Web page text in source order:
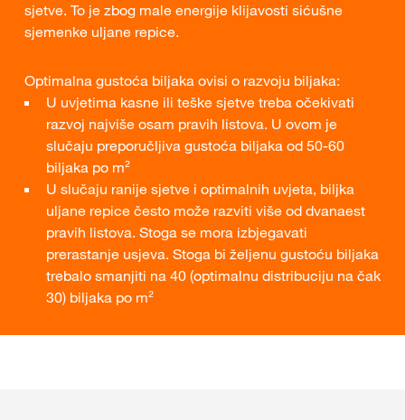
sjetve. To je zbog male energije klijavosti sićušne
sjemenke uljane repice.
Optimalna gustoća biljaka ovisi o razvoju biljaka:
U uvjetima kasne ili teške sjetve treba očekivati
razvoj najviše osam pravih listova. U ovom je
slučaju preporučljiva gustoća biljaka od 50-60
biljaka po m²
U slučaju ranije sjetve i optimalnih uvjeta, biljka
uljane repice često može razviti više od dvanaest
pravih listova. Stoga se mora izbjegavati
prerastanje usjeva. Stoga bi željenu gustoću biljaka
trebalo smanjiti na 40 (optimalnu distribuciju na čak
30) biljaka po m²